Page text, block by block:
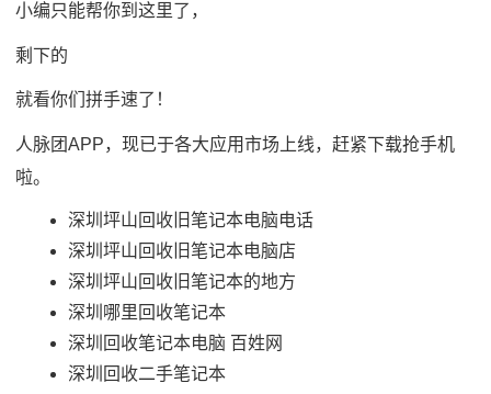
小编只能帮你到这里了，
剩下的
就看你们拼手速了！
人脉团APP，现已于各大应用市场上线，赶紧下载抢手机
啦。
深圳坪山回收旧笔记本电脑电话
深圳坪山回收旧笔记本电脑店
深圳坪山回收旧笔记本的地方
深圳哪里回收笔记本
深圳回收笔记本电脑 百姓网
深圳回收二手笔记本